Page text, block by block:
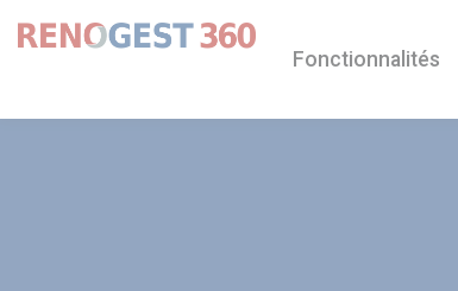
Fonctionnalités